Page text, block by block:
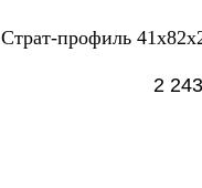
Страт-профиль
2 243